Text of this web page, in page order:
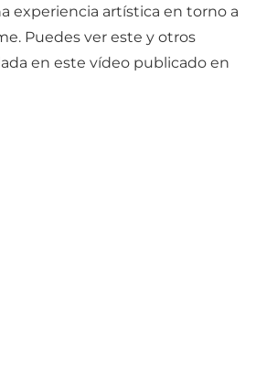
experiencia artística en torno a
Puedes ver este y otros
en este vídeo publicado en